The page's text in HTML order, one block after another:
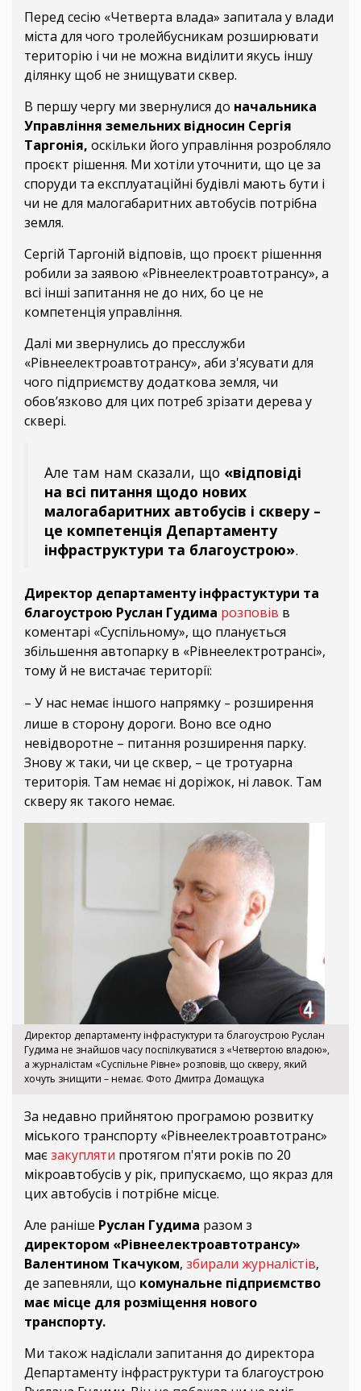
Перед сесію «Четверта влада» запитала у влади
міста для чого тролейбусникам розширювати
територію і чи не можна виділити якусь іншу
ділянку щоб не знищувати сквер.
В першу чергу ми звернулися до начальника
Управління земельних відносин Сергія
Таргонія, оскільки його управління розробляло
проєкт рішення. Ми хотіли уточнити, що це за
споруди та експлуатаційні будівлі мають бути і
чи не для малогабаритних автобусів потрібна
земля.
Сергій Таргоній відповів, що проєкт рішенння
робили за заявою «Рівнеелектроавтотрансу», а
всі інші запитання не до них, бо це не
компетенція управління.
Далі ми звернулись до пресслужби
«Рівнеелектроавтотрансу», аби з'ясувати для
чого підприємству додаткова земля, чи
обов’язково для цих потреб зрізати дерева у
сквері.
Але там нам сказали, що «відповіді
на всі питання щодо нових
малогабаритних автобусів і скверу –
це компетенція Департаменту
інфраструктури та благоустрою».
Директор департаменту інфрастуктури та
благоустрою Руслан Гудима розповів в
коментарі «Суспільному», що планується
збільшення автопарку в «Рівнеелектротрансі»,
тому й не вистачає території:
– У нас немає іншого напрямку – розширення
лише в сторону дороги. Воно все одно
невідворотне – питання розширення парку.
Знову ж таки, чи це сквер, – це тротуарна
територія. Там немає ні доріжок, ні лавок. Там
скверу як такого немає.
Директор департаменту інфрастуктури та благоустрою Руслан
Гудима не знайшов часу поспілкуватися з «Четвертою владою»,
а журналістам «Суспільне Рівне» розповів, що скверу, який
хочуть знищити – немає. Фото Дмитра Домащука
За недавно прийнятою програмою розвитку
міського транспорту «Рівнеелектроавтотранс»
маєзакупляти протягом п'яти років по 20
мікроавтобусів у рік, припускаємо, що якраз для
цих автобусів і потрібне місце.
Але раніше Руслан Гудима разом з
директором «Рівнеелектроавтотрансу»
Валентином Ткачуком, збирали журналістів,
де запевняли, що комунальне підприємство
має місце для розміщення нового
транспорту.
Ми також надіслали запитання до директора
Департаменту інфраструктури та благоустрою